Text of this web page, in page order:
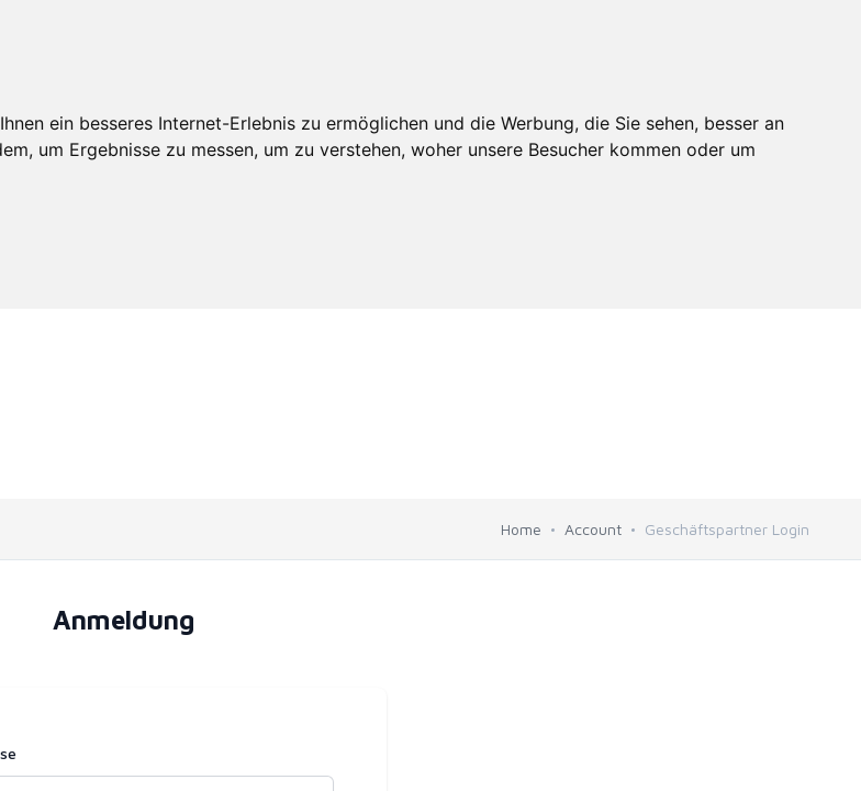
ein besseres Internet-Erlebnis zu ermöglichen und die Werbung, die Sie sehen, besser an
um Ergebnisse zu messen, um zu verstehen, woher unsere Besucher kommen oder um
IT-STORE MEIN KONTO JOBS & KARRIERE ÜBER UNS KONTAKT
Home Account Geschäftspartner Login
Anmeldung